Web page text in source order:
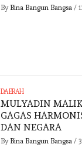
By Bina Bangun Bangsa /
DAERAH
MULYADIN
GAGAS
DAN NEGARA
By Bina Bangun Bangsa /